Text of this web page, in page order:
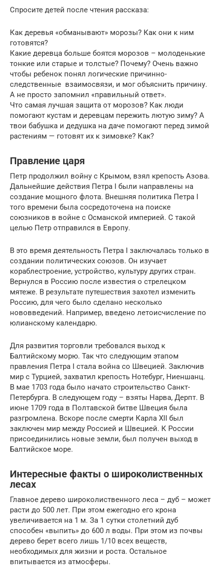
Спросите детей после чтения рассказа:
Как деревья «обманывают» морозы? Как они к ним
готовятся?
Какие деревца больше боятся морозов – молоденькие
тонкие или старые и толстые? Почему? Очень важно
чтобы ребенок понял логические причинно-
следственные взаимосвязи, и мог объяснить причину.
А не просто запомнил «правильный ответ».
Что самая лучшая защита от морозов? Как люди
помогают кустам и деревцам пережить лютую зиму? А
твои бабушка и дедушка на даче помогают перед зимой
растениям — готовят их к зимовке? Как?
Правление царя
Петр продолжил войну с Крымом, взял крепость Азова.
Дальнейшие действия Петра I были направлены на
создание мощного флота. Внешняя политика Петра I
того времени была сосредоточена на поиске
союзников в войне с Османской империей. С такой
целью Петр отправился в Европу.
В это время деятельность Петра I заключалась только в
создании политических союзов. Он изучает
кораблестроение, устройство, культуру других стран.
Вернулся в Россию после известия о стрелецком
мятеже. В результате путешествия захотел изменить
Россию, для чего было сделано несколько
нововведений. Например, введено летоисчисление по
юлианскому календарю.
Для развития торговли требовался выход к
Балтийскому морю. Так что следующим этапом
правления Петра I стала война со Швецией. Заключив
мир с Турцией, захватил крепость Нотебург, Ниеншанц.
В мае 1703 года было начато строительство Санкт-
Петербурга. В следующем году – взяты Нарва, Дерпт. В
июне 1709 года в Полтавской битве Швеция была
разгромлена. Вскоре после смерти Карла XII был
заключен мир между Россией и Швецией. К России
присоединились новые земли, был получен выход в
Балтийское море.
Интересные факты о широколиственных
лесах
Главное дерево широколиственного леса – дуб – может
расти до 500 лет. При этом ежегодно его крона
увеличивается на 1 м. За 1 сутки столетний дуб
способен «выпить» до 600 л воды. При этом из почвы
дерево берет всего лишь 1/10 всех веществ,
необходимых для жизни и роста. Остальное
впитывается из атмосферы.